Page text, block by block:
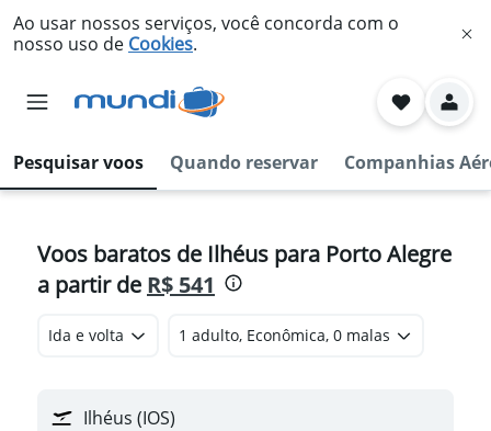
Ao usar nossos serviços, você concorda com o
nosso uso de Cookies.
Pesquisar voos Quando reservar Companhias
Voos baratos de Ilhéus para Porto Alegre
a partir de R$ 541
Ida e volta 1 adulto, Econômica, 0 malas
Ilhéus (IOS)